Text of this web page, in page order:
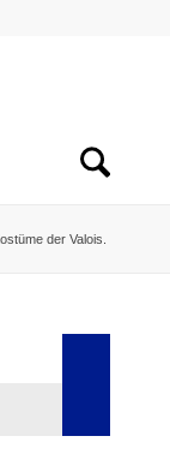
der Valois.